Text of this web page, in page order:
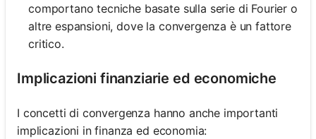
comportano tecniche basate sulla serie di Fourier o
altre espansioni, dove la convergenza è un fattore
critico.
Implicazioni finanziarie ed economiche
I concetti di convergenza hanno anche importanti
implicazioni in finanza ed economia: